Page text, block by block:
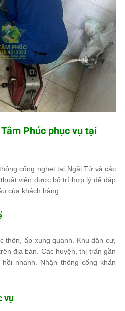
Phúc phục vụ tại
cống nghẹt tại Ngãi Tứ và các
viên được bố trí hợp lý để đáp
của khách hàng.
thôn, ấp xung quanh. Khu dân cư,
địa bàn. Các huyện, thị trấn gần
nhanh. Nhận thông cống khẩn
vụ